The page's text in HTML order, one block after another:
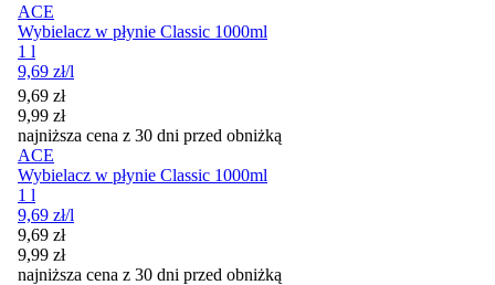
ACE
Wybielacz w płynie Classic 1000ml
1 l
9,69 zł/l
Cena promocyjna
9,69 zł
9,99 zł
najniższa cena z 30 dni przed obniżką
ACE
Wybielacz w płynie Classic 1000ml
1 l
9,69 zł/l
Cena promocyjna
9,69 zł
9,99 zł
najniższa cena z 30 dni przed obniżką